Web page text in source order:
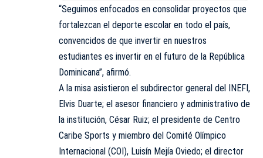
“Seguimos enfocados en consolidar proyectos que
fortalezcan el deporte escolar en todo el país,
convencidos de que invertir en nuestros
estudiantes es invertir en el futuro de la República
Dominicana”, afirmó.
A la misa asistieron el subdirector general del INEFI,
Elvis Duarte; el asesor financiero y administrativo de
la institución, César Ruiz; el presidente de Centro
Caribe Sports y miembro del Comité Olímpico
Internacional (COI), Luisín Mejía Oviedo; el director